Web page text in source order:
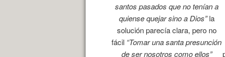
santos pasados que no tenían a
quiense quejar sino a Dios”la
solución parecía clara, pero no
fácil “Tomar una santa presunción
de ser nosotros como ellos”